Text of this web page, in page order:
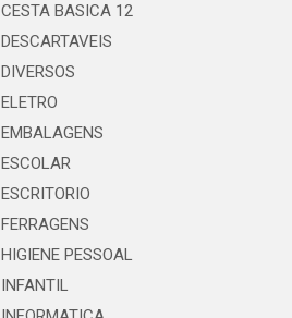
CESTA BASICA 12
DESCARTAVEIS
DIVERSOS
ELETRO
EMBALAGENS
ESCOLAR
ESCRITORIO
FERRAGENS
HIGIENE PESSOAL
INFANTIL